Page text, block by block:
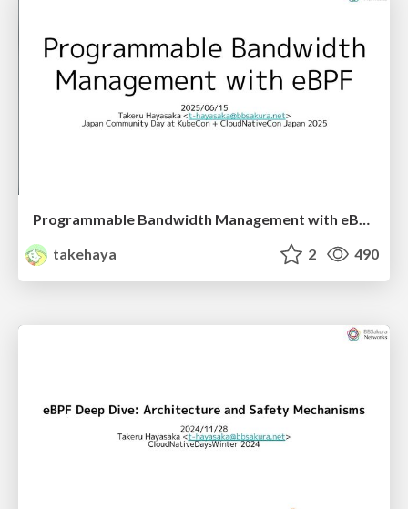
Programmable Bandwidth Management with eBPF
takehaya
2 490